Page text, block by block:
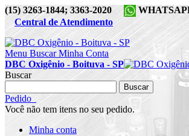
(15) 3263-1844; 3363-2020
Central de Atendimento
Menu Buscar Minha Conta
DBC Oxigênio - Boituva - SP
Buscar
Buscar
Pedido
Você não tem itens no seu pedido.
Minha conta